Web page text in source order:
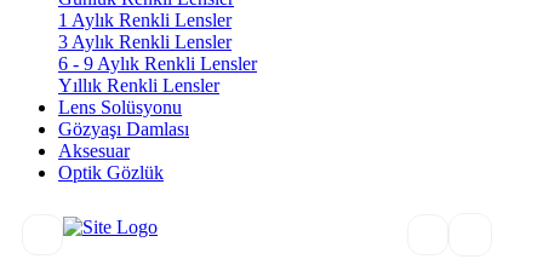
1 Aylık Renkli Lensler
3 Aylık Renkli Lensler
6 - 9 Aylık Renkli Lensler
Yıllık Renkli Lensler
Lens Solüsyonu
Gözyaşı Damlası
Aksesuar
Optik Gözlük